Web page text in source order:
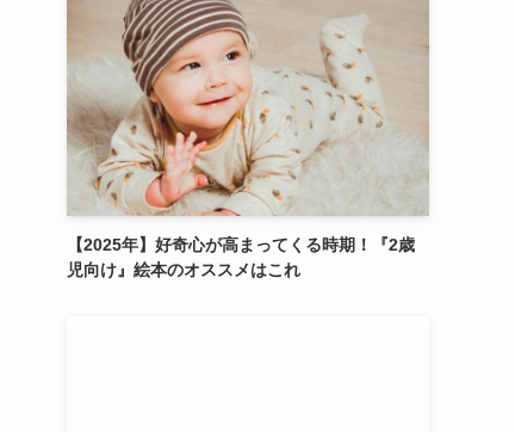
【2025年】好奇心が高まってくる時期！『2歳
児向け』絵本のオススメはこれ